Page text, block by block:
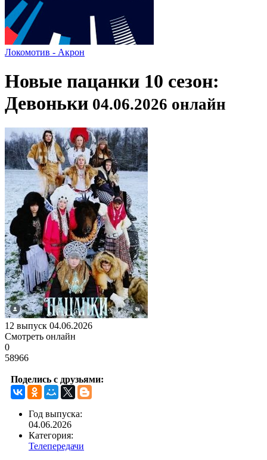
Локомотив - Акрон
Новые пацанки 10 сезон:
Девоньки 04.06.2026 онлайн
12 выпуск 04.06.2026
Смотреть онлайн
0
58966
Поделись с друзьями:
Год выпуска:
04.06.2026
Категория:
Телепередачи